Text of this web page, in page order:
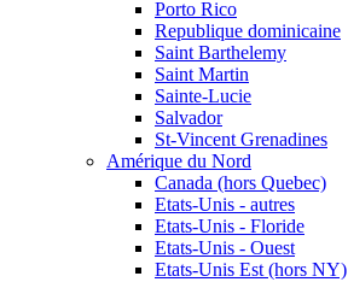
Porto Rico
Republique dominicaine
Saint Barthelemy
Saint Martin
Sainte-Lucie
Salvador
St-Vincent Grenadines
Amérique du Nord
Canada (hors Quebec)
Etats-Unis - autres
Etats-Unis - Floride
Etats-Unis - Ouest
Etats-Unis Est (hors NY)